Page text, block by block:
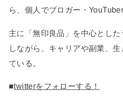
ら、個人でブロガー・
主に「無印良品」を中心とし
しながら、キャリアや副業、
ている。
■twitterをフォローする！